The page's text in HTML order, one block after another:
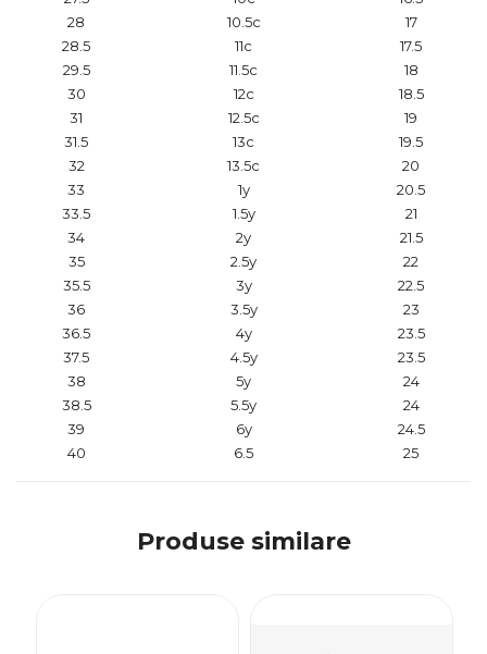
28
10.5c
17
28.5
11c
17.5
29.5
11.5c
18
30
12c
18.5
31
12.5c
19
31.5
13c
19.5
32
13.5c
20
33
1y
20.5
33.5
1.5y
21
34
2y
21.5
35
2.5y
22
35.5
3y
22.5
36
3.5y
23
36.5
4y
23.5
37.5
4.5y
23.5
38
5y
24
38.5
5.5y
24
39
6y
24.5
40
6.5 25
Produse similare